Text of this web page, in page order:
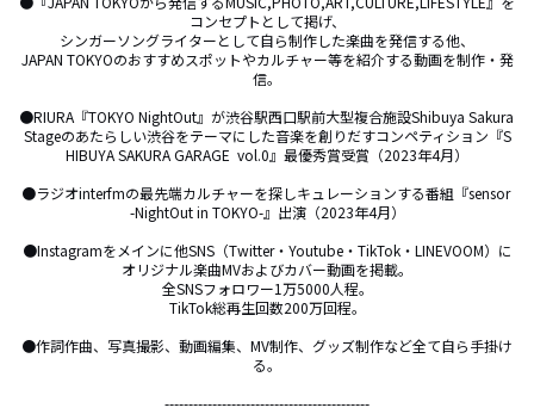
コンセプトとして掲げ、
シンガーソングライターとして自ら制作した楽曲を発信する他、
JAPAN TOKYOのおすすめスポットやカルチャー等を紹介する動画を制作・発
信。
●RIURA『TOKYO NightOut』が渋谷駅西口駅前大型複合施設Shibuya Sakura
Stageのあたらしい渋谷をテーマにした音楽を創りだすコンペティション『S
HIBUYA SAKURA GARAGE  vol.0』最優秀賞受賞（2023年4月）
●ラジオinterfmの最先端カルチャーを探しキュレーションする番組『sensor
-NightOut in TOKYO-』出演（2023年4月）
●Instagramをメインに他SNS（Twitter・Youtube・TikTok・LINEVOOM）に
オリジナル楽曲MVおよびカバー動画を掲載。
全SNSフォロワー1万5000人程。
TikTok総再生回数200万回程。
●作詞作曲、写真撮影、動画編集、MV制作、グッズ制作など全て自ら手掛け
る。
-------------------------------------------